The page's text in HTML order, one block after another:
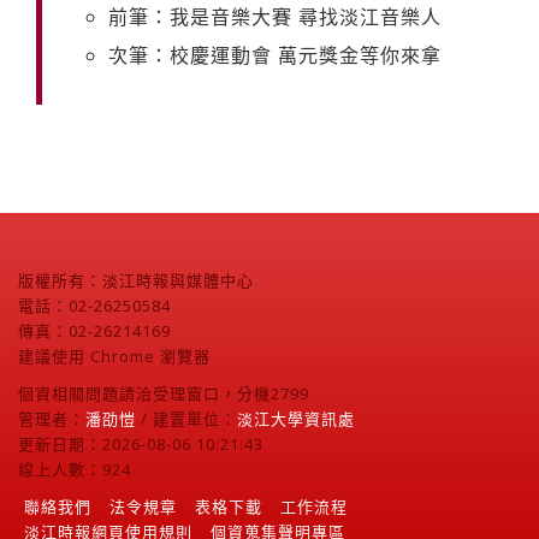
前筆：我是音樂大賽 尋找淡江音樂人
次筆：校慶運動會 萬元獎金等你來拿
版權所有：淡江時報與媒體中心
電話：02-26250584
傳真：02-26214169
建議使用 Chrome 瀏覽器
個資相關問題請洽受理窗口，分機2799
管理者： 潘劭愷 / 建置單位： 淡江大學資訊處
更新日期：2026-08-06 10:21:43
線上人數：924
聯絡我們
法令規章 表格下載
工作流程
淡江時報網頁使用規則
個資蒐集聲明專區